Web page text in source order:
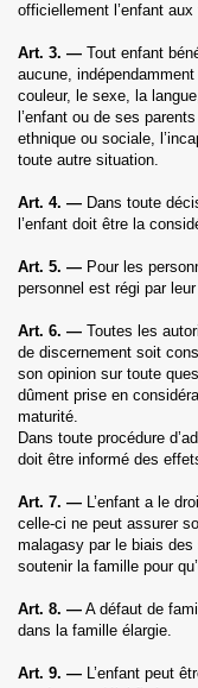
officiellement l’enfant
Art. 3. — Tout enfant
aucune,
couleur, le sexe, la
l’enfant ou de ses
ethnique ou sociale,
toute autre situation.
Art. 4. — Dans toute
l’enfant doit être la
Art. 5. — Pour les
personnel est régi par
Art. 6. — Toutes les
de discernement soit
son opinion sur toute
dûment prise en
maturité.
Dans toute procédure
doit être informé des
Art. 7. — L’enfant a le
celle-ci ne peut assurer
malagasy par le biais
soutenir la famille pour
Art. 8. — A défaut de
dans la famille élargie.
Art. 9. — L’enfant peut